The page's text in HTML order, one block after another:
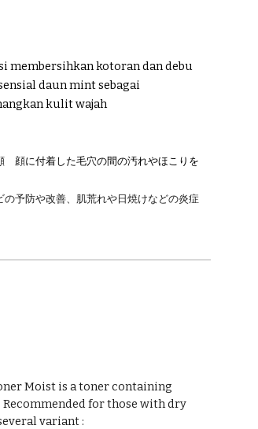
membersihkan kotoran dan debu
daun mint sebagai
kulit wajah
顔に付着した毛穴の間の汚れやほこりを
の予防や改善、肌荒れや日焼けなどの炎症
Moist is a toner containing
for those with dry
variant :